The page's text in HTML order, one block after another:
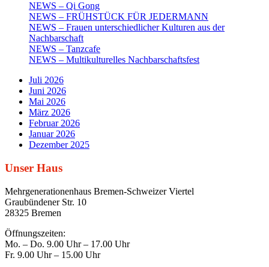
NEWS – Qi Gong
NEWS – FRÜHSTÜCK FÜR JEDERMANN
NEWS – Frauen unterschiedlicher Kulturen aus der
Nachbarschaft
NEWS – Tanzcafe
NEWS – Multikulturelles Nachbarschaftsfest
Juli 2026
Juni 2026
Mai 2026
März 2026
Februar 2026
Januar 2026
Dezember 2025
Unser Haus
Mehrgenerationenhaus Bremen-Schweizer Viertel
Graubündener Str. 10
28325 Bremen
Öffnungszeiten:
Mo. – Do. 9.00 Uhr – 17.00 Uhr
Fr. 9.00 Uhr – 15.00 Uhr